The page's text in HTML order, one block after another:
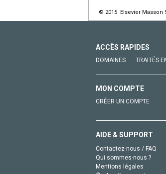
© 2015 Elsevier Masson
ACCÈS RAPIDES
DOMAINES TRAITÉS
MON COMPTE
CRÉER UN COMPTE
AIDE & SUPPORT
Contactez-nous / FAQ
Qui sommes-nous ?
Mentions légales